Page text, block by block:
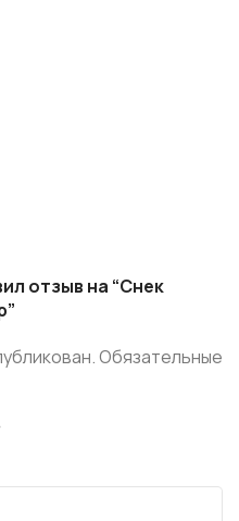
отзыв на “Снек
Обязательные